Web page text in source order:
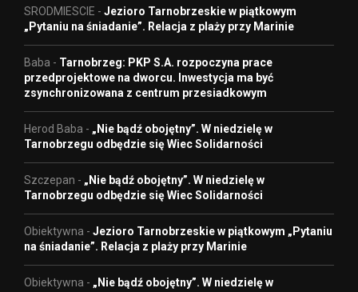
SRODMIESCIE - Jezioro Tarnobrzeskie w piątkowym
„Pytaniu na śniadanie”. Relacja z plaży przy Marinie
Baba - Tarnobrzeg: PKP S.A. rozpoczyna prace
przedprojektowe na dworcu. Inwestycja ma być
zsynchronizowana z centrum przesiadkowym
Herod Baba - „Nie bądź obojętny”. W niedzielę w
Tarnobrzegu odbędzie się Wiec Solidarności
Szczepan - „Nie bądź obojętny”. W niedzielę w
Tarnobrzegu odbędzie się Wiec Solidarności
Obiektywna - Jezioro Tarnobrzeskie w piątkowym „Pytaniu
na śniadanie”. Relacja z plaży przy Marinie
Obiektywna - „Nie bądź obojętny”. W niedzielę w